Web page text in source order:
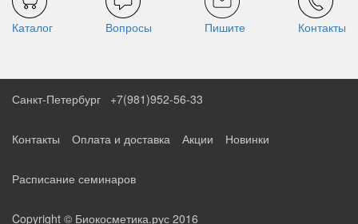
Каталог Вопросы Пишите Контакты
Санкт-Петербург +7(981)952-56-33
Контакты Оплата и доставка Акции Новинки
Расписание семинаров
Copyright © Биокосметика.рус 2016